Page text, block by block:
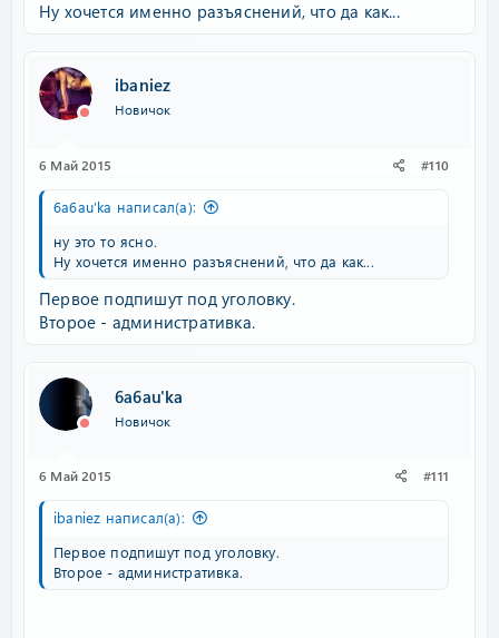
Ну хочется именно разъяснений, что да как...
ibaniez
Новичок
6 Май 2015 #110
6a6au'ka написал(а):
ну это то ясно.
Ну хочется именно разъяснений, что да как...
Первое подпишут под уголовку.
Второе - административка.
6a6au'ka
Новичок
6 Май 2015 #111
ibaniez написал(а):
Первое подпишут под уголовку.
Второе - административка.